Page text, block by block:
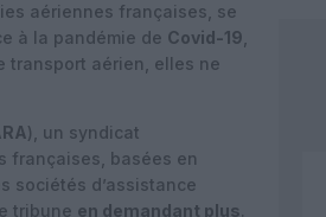
aériennes françaises, se
à la pandémie de Covid-19
transport aérien, elles ne
), un syndicat
françaises, basées en
sociétés d’assistance
tribune en demandant plus.